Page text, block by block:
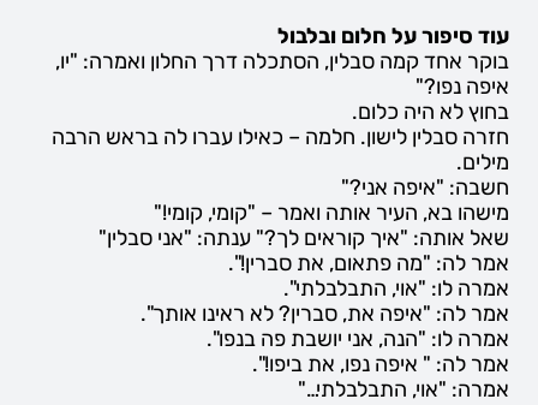
עוד סיפור על חלום ובלבול
בוקר אחד קמה סבלין, הסתכלה דרך החלון ואמרה: "יו,
איפה נפו?"
בחוץ לא היה כלום.
חזרה סבלין לישון. חלמה – כאילו עברו לה בראש הרבה
מילים.
חשבה: "איפה אני?"
מישהו בא, העיר אותה ואמר – "קומי, קומי!"
שאל אותה: "איך קוראים לך?" ענתה: "אני סבלין"
אמר לה: "מה פתאום, את סברין!".
אמרה לו: "אוי, התבלבלתי".
אמר לה: "איפה את, סברין? לא ראינו אותך".
אמרה לו: "הנה, אני יושבת פה בנפו".
אמר לה: " איפה נפו, את ביפו!".
אמרה: "אוי, התבלבלתי…"